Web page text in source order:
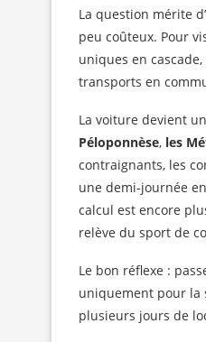
La question mérite
peu coûteux. Pour
uniques en
transports en
La voiture devient
Péloponnèse, les
contraignants, les
une demi-journée
calcul est encore
relève du sport de
Le bon réflexe :
uniquement pour la
plusieurs jours de